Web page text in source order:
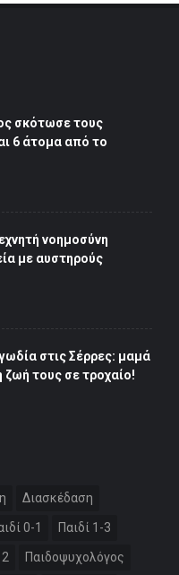
σκότωσε τους
6 άτομα από το
νοημοσύνη
με αυστηρούς
στις Σέρρες: μαμά
ζωή τους σε τροχαίο!
Διασκέδαση
0-1 Παιδί 1-3
Παιδοψυχολόγος